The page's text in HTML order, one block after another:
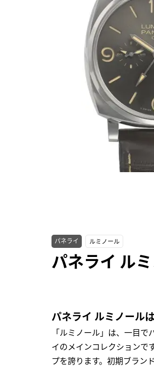
パネライ ルミノール
パネライ ル
パネライ ルミノール
「ルミノール」は、一目
イのメインコレクションで
プを誇ります。初期ブラン